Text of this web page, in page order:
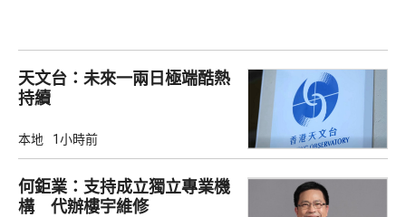
天文台：未來一兩日極端酷熱
持續
本地 1小時前
何鉅業：支持成立獨立專業機
構 代辦樓宇維修